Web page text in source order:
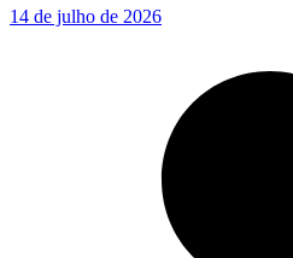
14 de julho de 2026